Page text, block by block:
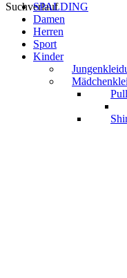
SuchverlaufSPALDING
Damen
Herren
Sport
Kinder